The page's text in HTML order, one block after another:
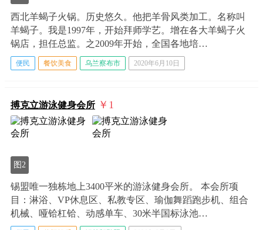
西北羊蝎子火锅。历史悠久。他把羊骨风类加工。名称叫
羊蝎子。我是1997年，开始拜师学艺。增在各大羊蝎子火
锅店，担任总监。之2009年开始，全国各地培…
便民 餐饮美食 乌兰察布市 2020年6月10日
搏克立游泳健身会所 ￥1
图2
锡盟唯一独栋地上3400平米的游泳健身会所。 本会所项
目：淋浴、VP休息区、私教专区、瑜伽舞蹈跑步机、组合
机械、哑铪杠铪、动感单车、30米半国标泳池…